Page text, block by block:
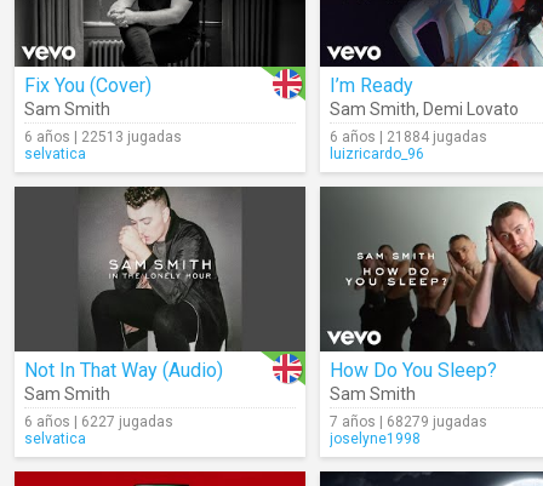
Fix You (Cover)
Sam Smith
6 años | 22513 jugadas
selvatica
I’m Ready
Sam Smith, Demi Lovato
6 años | 21884 jugadas
luizricardo_96
Not In That Way (Audio)
Sam Smith
6 años | 6227 jugadas
selvatica
How Do You Sleep?
Sam Smith
7 años | 68279 jugadas
joselyne1998